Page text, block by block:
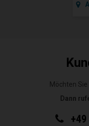
Möchten
Dann